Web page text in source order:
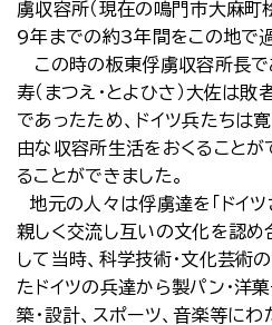
虜収容所（現在の鳴門市大麻町
9年までの約3年間をこの地で過
この時の板東俘虜収容所長
寿（まつえ・とよひさ）大佐は
であったため、ドイツ兵たちは
由な収容所生活をおくることが
ることができました。
地元の人々は俘虜達を「ドイ
親しく交流し互いの文化を認め
して当時、科学技術・文化芸術
たドイツの兵達から製パン・洋
築・設計、スポーツ、音楽等に